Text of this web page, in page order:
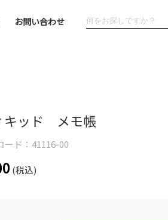
お問い合わせ
キッド メモ帳
ード： 41116-00
(税込)